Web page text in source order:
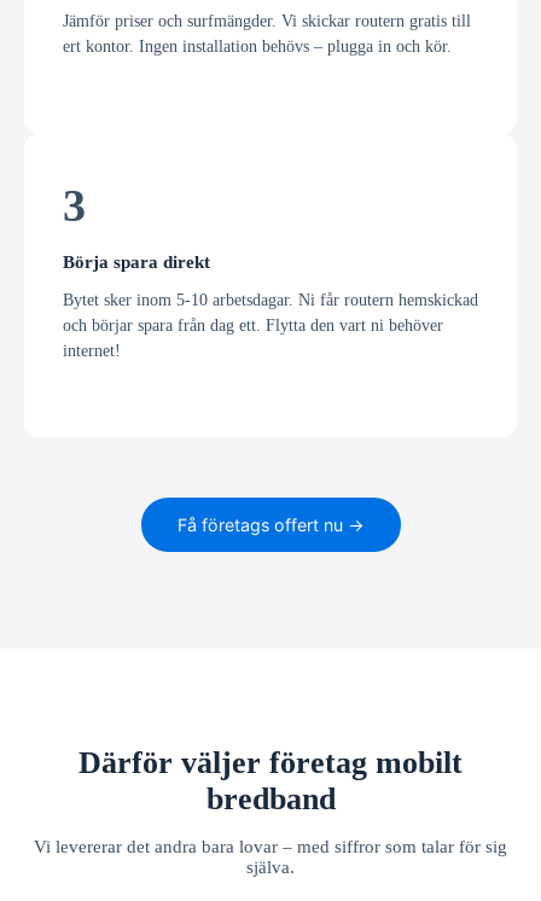
Jämför priser och surfmängder. Vi skickar routern gratis till
ert kontor. Ingen installation behövs – plugga in och kör.
3
Börja spara direkt
Bytet sker inom 5-10 arbetsdagar. Ni får routern hemskickad
och börjar spara från dag ett. Flytta den vart ni behöver
internet!
Få företags offert nu →
Därför väljer företag mobilt
bredband
Vi levererar det andra bara lovar – med siffror som talar för sig
själva.